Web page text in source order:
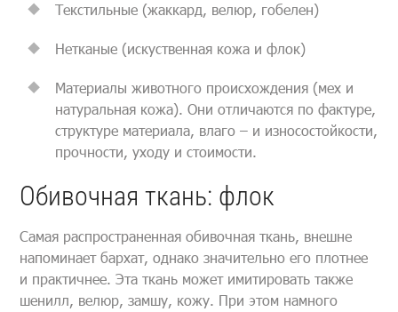
Текстильные (жаккард, велюр, гобелен)
Нетканые (искуственная кожа и флок)
Материалы животного происхождения (мех и
натуральная кожа). Они отличаются по фактуре,
структуре материала, влаго – и износостойкости,
прочности, уходу и стоимости.
Обивочная ткань: флок
Самая распространенная обивочная ткань, внешне
напоминает бархат, однако значительно его плотнее
и практичнее. Эта ткань может имитировать также
шенилл, велюр, замшу, кожу. При этом намного